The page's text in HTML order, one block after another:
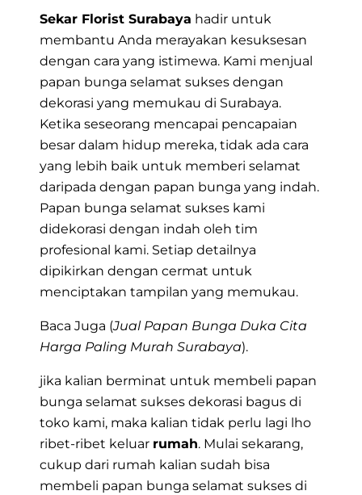
Sekar Florist Surabaya hadir untuk
membantu Anda merayakan kesuksesan
dengan cara yang istimewa. Kami menjual
papan bunga selamat sukses dengan
dekorasi yang memukau di Surabaya.
Ketika seseorang mencapai pencapaian
besar dalam hidup mereka, tidak ada cara
yang lebih baik untuk memberi selamat
daripada dengan papan bunga yang indah.
Papan bunga selamat sukses kami
didekorasi dengan indah oleh tim
profesional kami. Setiap detailnya
dipikirkan dengan cermat untuk
menciptakan tampilan yang memukau.
Baca Juga (Jual Papan Bunga Duka Cita
Harga Paling Murah Surabaya).
jika kalian berminat untuk membeli papan
bunga selamat sukses dekorasi bagus di
toko kami, maka kalian tidak perlu lagi lho
ribet-ribet keluar rumah. Mulai sekarang,
cukup dari rumah kalian sudah bisa
membeli papan bunga selamat sukses di